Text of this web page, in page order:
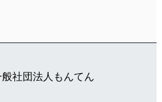
社団法人もんてん